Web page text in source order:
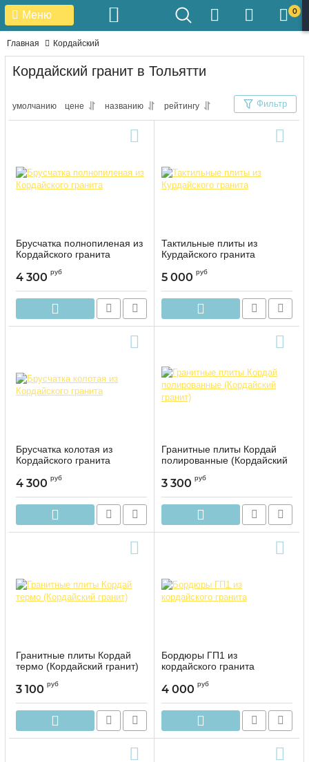
Меню 0
Главная Кордайский
Кордайский гранит в Тольятти
умолчанию цене названию рейтингу Фильтр
Брусчатка полнопиленая из
Кордайского гранита
4 300 руб
Тактильные плиты из
Курдайского гранита
5 000 руб
Брусчатка колотая из
Кордайского гранита
4 300 руб
Гранитные плиты Кордай
полированные (Кордайский
3 300 руб
Гранитные плиты Кордай
термо (Кордайский гранит)
3 100 руб
Бордюры ГП1 из
кордайского гранита
4 000 руб